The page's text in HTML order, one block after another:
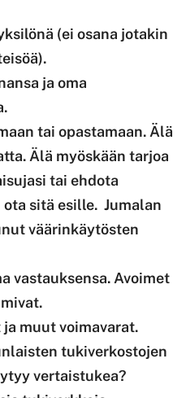
(ei osana jotakin
ja oma
tai opastamaan. Älä
Älä myöskään tarjoa
tai ehdota
sitä esille. Jumalan
väärinkäytösten
vastauksensa. Avoimet
muut voimavarat.
tukiverkostojen
vertaistukea?